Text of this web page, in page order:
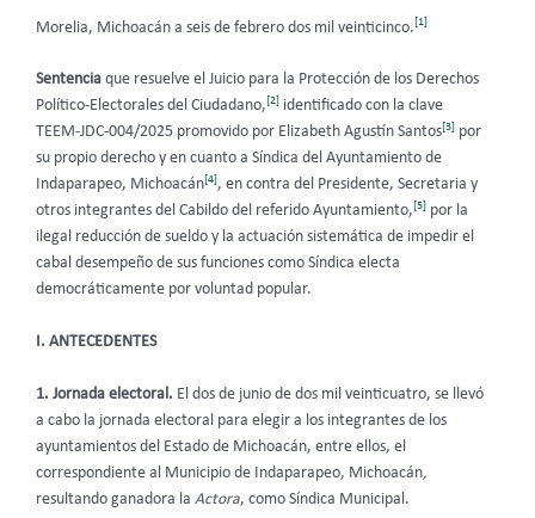
Morelia, Michoacán a seis de febrero dos mil veinticinco. [1]
Sentencia que resuelve el Juicio para la Protección de los Derechos
Político-Electorales del Ciudadano,[2] identificado con la clave
TEEM-JDC-004/2025 promovido por Elizabeth Agustín Santos[3] por
su propio derecho y en cuanto a Síndica del Ayuntamiento de
Indaparapeo, Michoacán[4], en contra del Presidente, Secretaria y
otros integrantes del Cabildo del referido Ayuntamiento,[5] por la
ilegal reducción de sueldo y la actuación sistemática de impedir el
cabal desempeño de sus funciones como Síndica electa
democráticamente por voluntad popular.
I. ANTECEDENTES
1. Jornada electoral. El dos de junio de dos mil veinticuatro, se llevó
a cabo la jornada electoral para elegir a los integrantes de los
ayuntamientos del Estado de Michoacán, entre ellos, el
correspondiente al Municipio de Indaparapeo, Michoacán,
resultando ganadora la Actora, como Síndica Municipal.